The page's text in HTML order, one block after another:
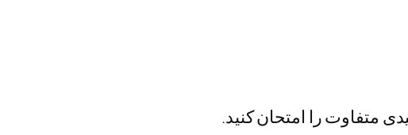
متفاوت را امتحان کنید.